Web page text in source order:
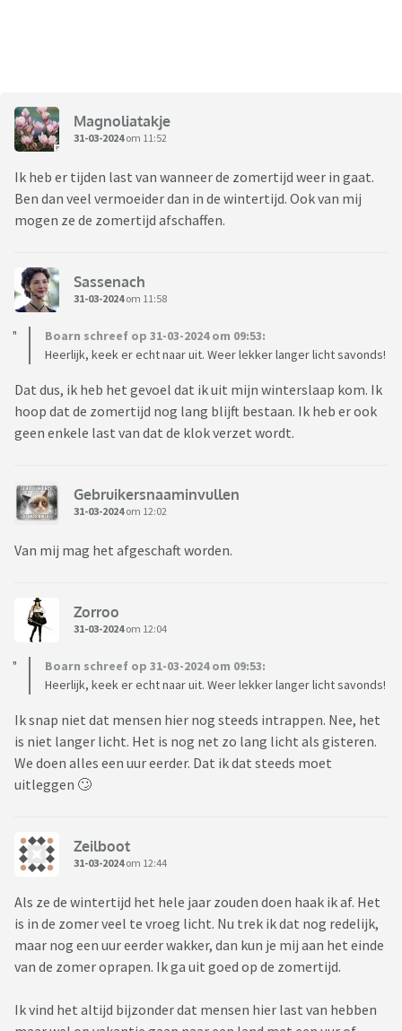
Magnoliatakje
31-03-2024om 11:52
Ik heb er tijden last van wanneer de zomertijd weer in gaat.
Ben dan veel vermoeider dan in de wintertijd. Ook van mij
mogen ze de zomertijd afschaffen.
Sassenach
31-03-2024om 11:58
Boarn schreef op 31-03-2024 om 09:53:
Heerlijk, keek er echt naar uit. Weer lekker langer licht savonds!
Dat dus, ik heb het gevoel dat ik uit mijn winterslaap kom. Ik
hoop dat de zomertijd nog lang blijft bestaan. Ik heb er ook
geen enkele last van dat de klok verzet wordt.
Gebruikersnaaminvullen
31-03-2024om 12:02
Van mij mag het afgeschaft worden.
Zorroo
31-03-2024om 12:04
Boarn schreef op 31-03-2024 om 09:53:
Heerlijk, keek er echt naar uit. Weer lekker langer licht savonds!
Ik snap niet dat mensen hier nog steeds intrappen. Nee, het
is niet langer licht. Het is nog net zo lang licht als gisteren.
We doen alles een uur eerder. Dat ik dat steeds moet
uitleggen 🙄
Zeilboot
31-03-2024om 12:44
Als ze de wintertijd het hele jaar zouden doen haak ik af. Het
is in de zomer veel te vroeg licht. Nu trek ik dat nog redelijk,
maar nog een uur eerder wakker, dan kun je mij aan het einde
van de zomer oprapen. Ik ga uit goed op de zomertijd.
Ik vind het altijd bijzonder dat mensen hier last van hebben